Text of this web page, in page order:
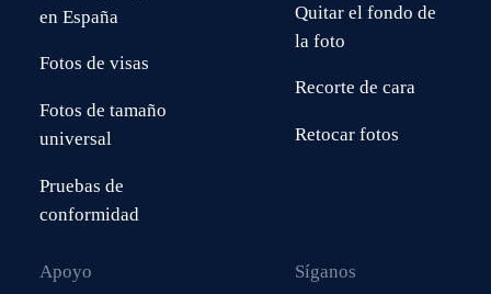
en España
Fotos de visas
Fotos de tamaño
universal
Pruebas de
conformidad
Quitar el fondo de
la foto
Recorte de cara
Retocar fotos
Apoyo Síganos